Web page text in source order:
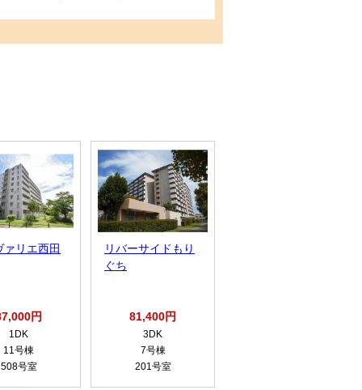
ァリエ西田
円
1DK
11号棟
508号室
リバーサイドもり
ぐち
81,400円
3DK
7号棟
201号室